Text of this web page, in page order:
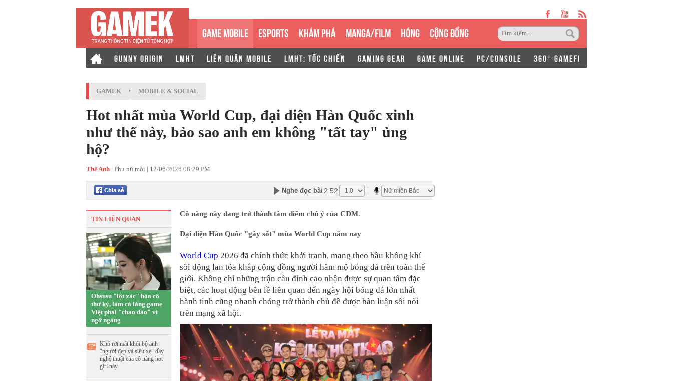
GAME MOBILE ESPORTS KHÁM PHÁ MANGA/FILM HÓNG CỘNG ĐỒNG
GUNNY ORIGIN LMHT LIÊN QUÂN MOBILE LMHT: TỐC CHIẾN GAMING GEAR GAME ONLINE PC/CONSOLE 360° GAMEFI
GAMEK › MOBILE & SOCIAL
Hot nhất mùa World Cup, đại diện Hàn Quốc xinh
như thế này, bảo sao anh em không "tất tay" ủng
hộ?
Thế Anh Phụ nữ mới | 12/06/2026 08:29 PM
Nghe đọc bài 2:52
TIN LIÊN QUAN
Ohsusu "lột xác" hóa cô
thư ký, làm cả làng game
Việt phải "chao đảo" vì
ngỡ ngàng
Khó rời mắt khỏi bộ ảnh
"người đẹp và siêu xe" đầy
nghệ thuật của cô nàng hot
girl này
Cô nàng này đang trở thành tâm điểm chú ý của CĐM.
Đại diện Hàn Quốc "gây sốt" mùa World Cup năm nay
World Cup 2026 đã chính thức khởi tranh, mang theo bầu không khí
sôi động lan tỏa khắp cộng đồng người hâm mộ bóng đá trên toàn thế
giới. Không chỉ những trận cầu đỉnh cao nhận được sự quan tâm đặc
biệt, các hoạt động bên lề liên quan đến ngày hội bóng đá lớn nhất
hành tinh cũng nhanh chóng trở thành chủ đề được bàn luận sôi nổi
trên mạng xã hội.